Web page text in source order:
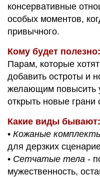
консервативные
особых моментов,
привычного.
Кому будет полезно:
Парам, которые
добавить остроты и
желающим повысить
открыть новые грани
Какие виды бывают:
• Кожаные
для дерзких
• Сетчатые тела -
мужественность,